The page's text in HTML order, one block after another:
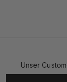
Unser